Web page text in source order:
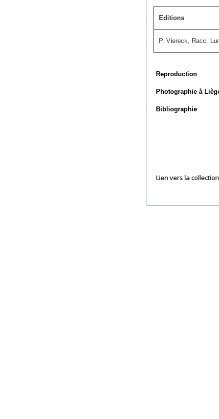
Editions
P. Viereck, Racc.
Reproduction
Photographie à
Bibliographie
Lien vers la